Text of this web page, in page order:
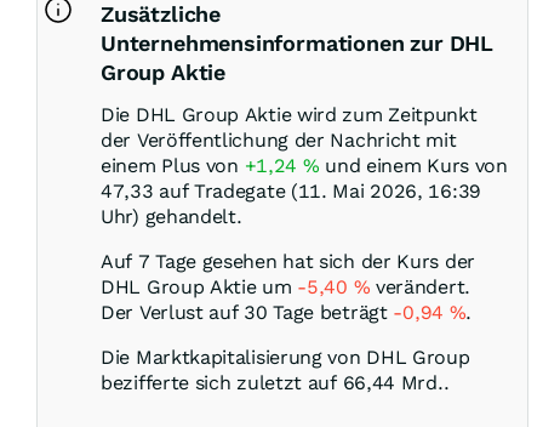
Zusätzliche
Unternehmensinformationen zur DHL
Group Aktie
Die DHL Group Aktie wird zum Zeitpunkt
der Veröffentlichung der Nachricht mit
einem Plus von +1,24 % und einem Kurs von
47,33 auf Tradegate (11. Mai 2026, 16:39
Uhr) gehandelt.
Auf 7 Tage gesehen hat sich der Kurs der
DHL Group Aktie um -5,40 % verändert.
Der Verlust auf 30 Tage beträgt -0,94 %.
Die Marktkapitalisierung von DHL Group
bezifferte sich zuletzt auf 66,44 Mrd..